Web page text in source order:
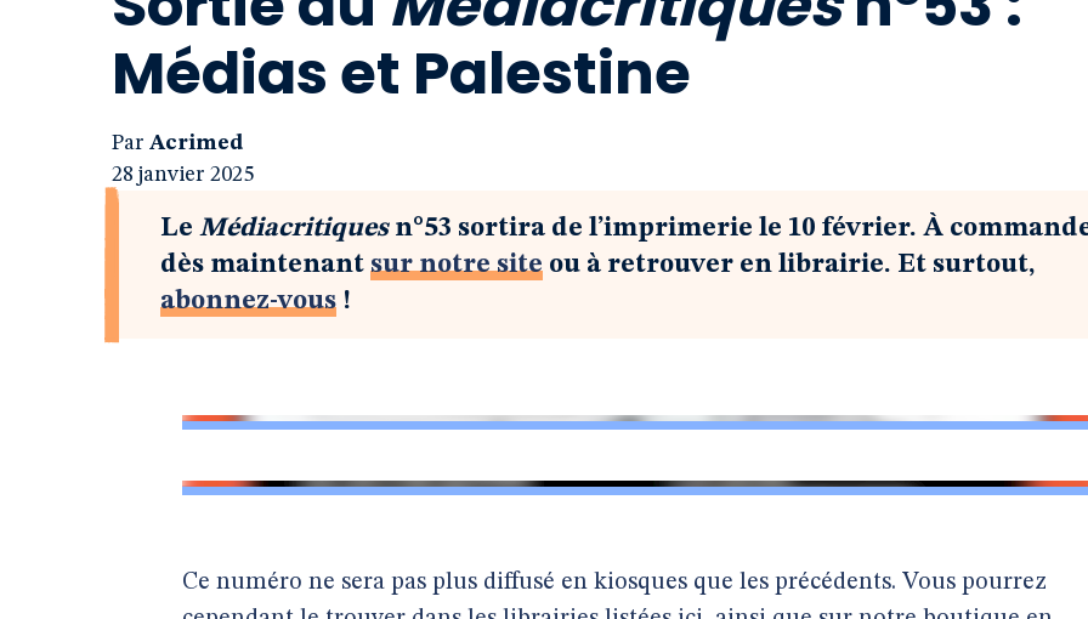
Médias et Palestine
Par Acrimed
28 janvier 2025
Le Médiacritiquesn°53 sortira de l’imprimerie le 10 février. À
dès maintenant sur notre site ou à retrouver en librairie. Et surtout,
abonnez-vous !
Ce numéro ne sera pas plus diffusé en kiosques que les précédents. Vous pourrez